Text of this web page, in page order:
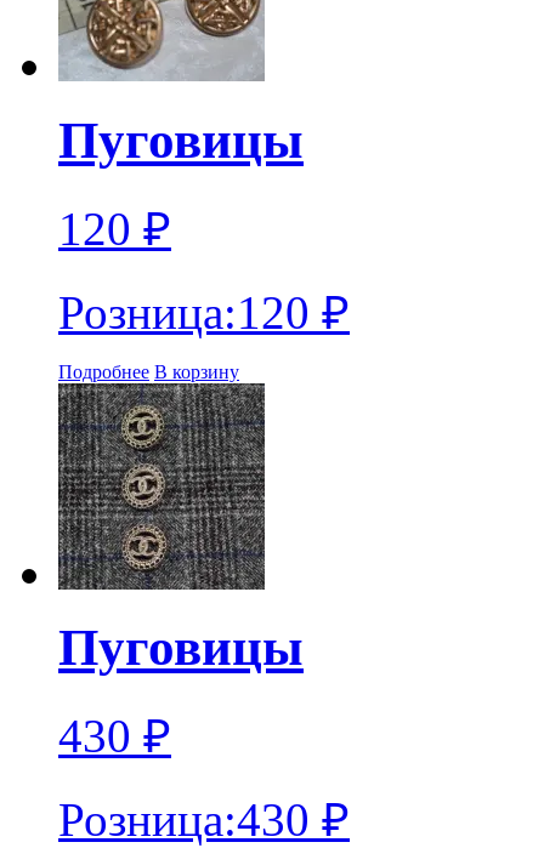
Пуговицы
120 ₽
Розница:120 ₽
Подробнее В корзину
Пуговицы
430 ₽
Розница:430 ₽